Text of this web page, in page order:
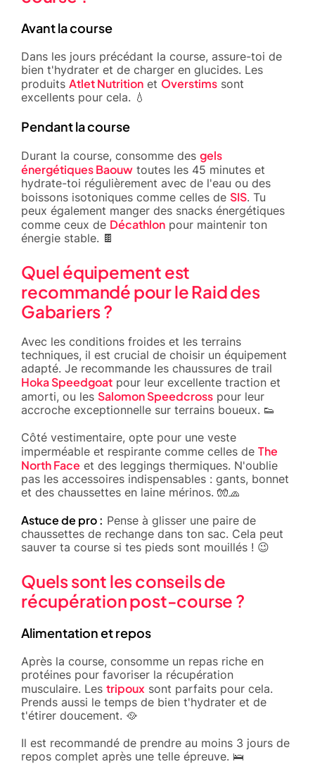
Avant la course
Dans les jours précédant la course, assure-toi de
bien t'hydrater et de charger en glucides. Les
produits Atlet Nutrition et Overstims sont
excellents pour cela. 💧
Pendant la course
Durant la course, consomme des gels
énergétiques Baouw toutes les 45 minutes et
hydrate-toi régulièrement avec de l'eau ou des
boissons isotoniques comme celles de SIS. Tu
peux également manger des snacks énergétiques
comme ceux de Décathlon pour maintenir ton
énergie stable. 🍫
Quel équipement est
recommandé pour le Raid des
Gabariers ?
Avec les conditions froides et les terrains
techniques, il est crucial de choisir un équipement
adapté. Je recommande les chaussures de trail
Hoka Speedgoat pour leur excellente traction et
amorti, ou les Salomon Speedcross pour leur
accroche exceptionnelle sur terrains boueux. 👟
Côté vestimentaire, opte pour une veste
imperméable et respirante comme celles de The
North Face et des leggings thermiques. N'oublie
pas les accessoires indispensables : gants, bonnet
et des chaussettes en laine mérinos. 🧤🧢
Astuce de pro : Pense à glisser une paire de
chaussettes de rechange dans ton sac. Cela peut
sauver ta course si tes pieds sont mouillés ! 😉
Quels sont les conseils de
récupération post-course ?
Alimentation et repos
Après la course, consomme un repas riche en
protéines pour favoriser la récupération
musculaire. Les tripoux sont parfaits pour cela.
Prends aussi le temps de bien t'hydrater et de
t'étirer doucement. 🥘
Il est recommandé de prendre au moins 3 jours de
repos complet après une telle épreuve. 🛌